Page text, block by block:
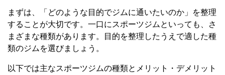
まずは、「どのような目的でジムに通いたいのか」を整理
することが大切です。一口にスポーツジムといっても、さ
まざまな種類があります。目的を整理したうえで適した種
類のジムを選びましょう。
以下では主なスポーツジムの種類とメリット・デメリット